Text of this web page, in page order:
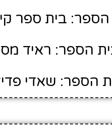
בית ספר
הספר: ראיד
הספר: שאדי